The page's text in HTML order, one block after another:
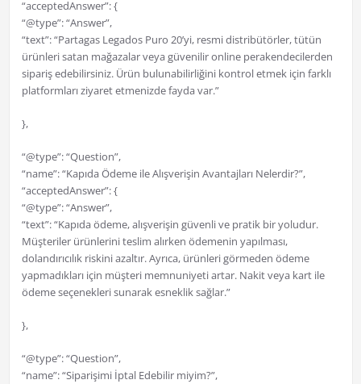
“acceptedAnswer”: {
“@type”: “Answer”,
“text”: “Partagas Legados Puro 20’yi, resmi distribütörler, tütün
ürünleri satan mağazalar veya güvenilir online perakendecilerden
sipariş edebilirsiniz. Ürün bulunabilirliğini kontrol etmek için farklı
platformları ziyaret etmenizde fayda var.”
},
“@type”: “Question”,
“name”: “Kapıda Ödeme ile Alışverişin Avantajları Nelerdir?”,
“acceptedAnswer”: {
“@type”: “Answer”,
“text”: “Kapıda ödeme, alışverişin güvenli ve pratik bir yoludur.
Müşteriler ürünlerini teslim alırken ödemenin yapılması,
dolandırıcılık riskini azaltır. Ayrıca, ürünleri görmeden ödeme
yapmadıkları için müşteri memnuniyeti artar. Nakit veya kart ile
ödeme seçenekleri sunarak esneklik sağlar.”
},
“@type”: “Question”,
“name”: “Siparişimi İptal Edebilir miyim?”,